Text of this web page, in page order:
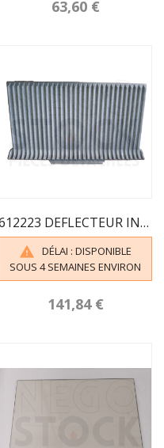
63,60 €
612223 DEFLECTEUR INVICTA POELE KAZAN

DÉLAI : DISPONIBLE
SOUS 4 SEMAINES ENVIRON
141,84 €